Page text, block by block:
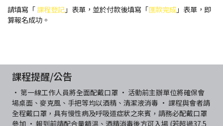
請填寫「課程登記」表單，並於付款後填寫「匯款完成」表單，即
算報名成功。
課程提醒/公告
• 第一線工作人員將全面配戴口罩 • 活動前主辦單位將確保會
場桌面、麥克風、手把等均以酒精、清潔液消毒 • 課程與會者請
全程戴口罩，具有慢性病及呼吸道症狀之來賓，請務必配戴口罩
參加 • 報到前請配合量額溫、酒精消毒後方可入場 (若超過37.5